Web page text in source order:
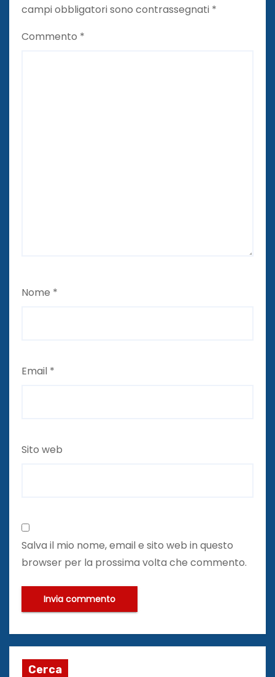
campi obbligatori sono contrassegnati *
Commento *
Nome *
Email *
Sito web
Salva il mio nome, email e sito web in questo
browser per la prossima volta che commento.
Cerca